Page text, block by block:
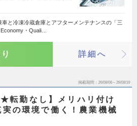
車と冷凍冷蔵倉庫とアフターメンテナンスの「三
・Quali…
詳細へ
掲載期間 26/08/06～26/08/19
★転勤なし】メリハリ付け
の環境で働く！農業機械